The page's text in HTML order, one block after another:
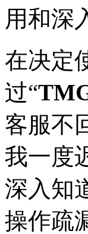
用和深
在决定
过“
客服不
我一度
深入知
操作疏